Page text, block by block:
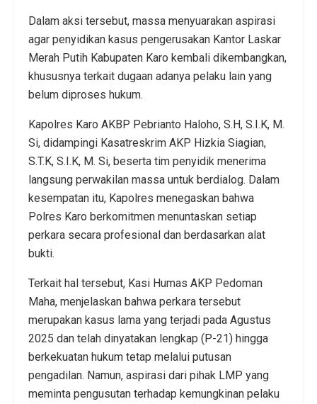
Dalam aksi tersebut, massa menyuarakan aspirasi
agar penyidikan kasus pengerusakan Kantor Laskar
Merah Putih Kabupaten Karo kembali dikembangkan,
khususnya terkait dugaan adanya pelaku lain yang
belum diproses hukum.
Kapolres Karo AKBP Pebrianto Haloho, S.H, S.I.K, M.
Si, didampingi Kasatreskrim AKP Hizkia Siagian,
S.T.K, S.I.K, M. Si, beserta tim penyidik menerima
langsung perwakilan massa untuk berdialog. Dalam
kesempatan itu, Kapolres menegaskan bahwa
Polres Karo berkomitmen menuntaskan setiap
perkara secara profesional dan berdasarkan alat
bukti.
Terkait hal tersebut, Kasi Humas AKP Pedoman
Maha, menjelaskan bahwa perkara tersebut
merupakan kasus lama yang terjadi pada Agustus
2025 dan telah dinyatakan lengkap (P-21) hingga
berkekuatan hukum tetap melalui putusan
pengadilan. Namun, aspirasi dari pihak LMP yang
meminta pengusutan terhadap kemungkinan pelaku